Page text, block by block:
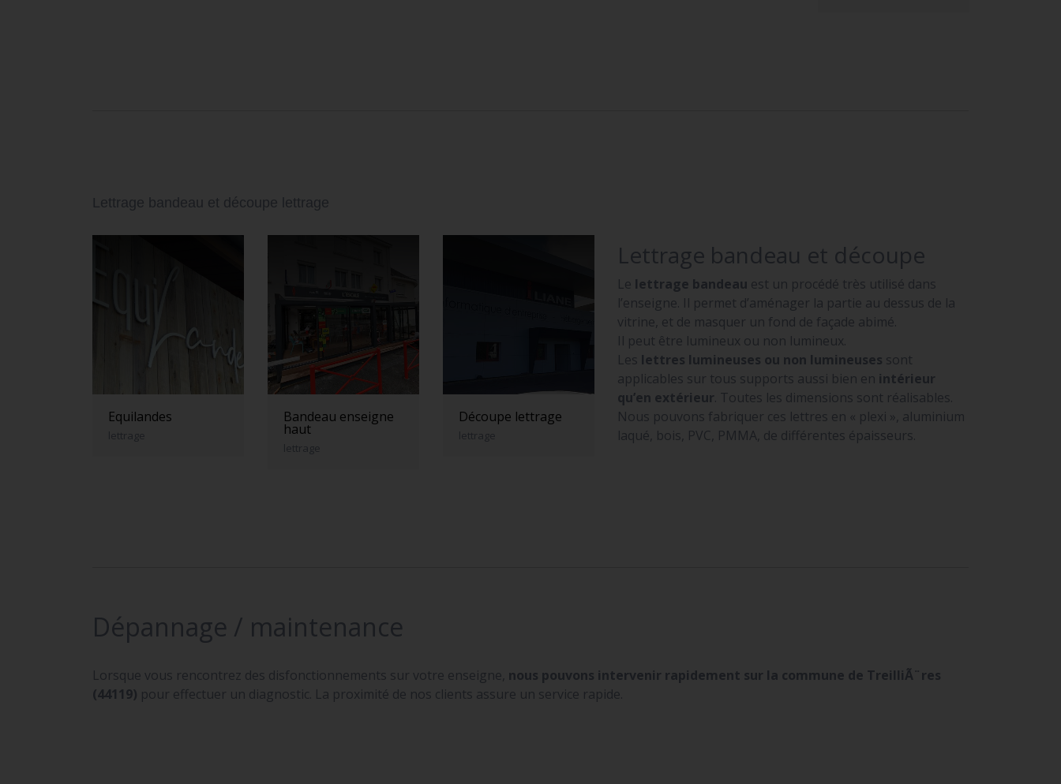
Lettrage bandeau et découpe lettrage
Equilandes
lettrage
Bandeau enseigne
haut
lettrage
Découpe lettrage
lettrage
Lettrage bandeau et découpe
Le lettrage bandeau est un procédé très utilisé dans
l’enseigne. Il permet d’aménager la partie au dessus de la
vitrine, et de masquer un fond de façade abimé.
Il peut être lumineux ou non lumineux.
Les lettres lumineuses ou non lumineuses sont
applicables sur tous supports aussi bien en intérieur
qu’en extérieur. Toutes les dimensions sont réalisables.
Nous pouvons fabriquer ces lettres en « plexi », aluminium
laqué, bois, PVC, PMMA, de différentes épaisseurs.
Dépannage / maintenance
Lorsque vous rencontrez des disfonctionnements sur votre enseigne, nous pouvons intervenir rapidement sur la commune de TreilliÃ¨res
(44119) pour effectuer un diagnostic. La proximité de nos clients assure un service rapide.